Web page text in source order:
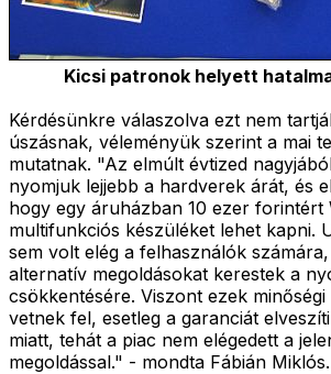
Kicsi patronok helyett
Kérdésünkre válaszolva ezt nem
úszásnak, véleményük szerint a mai
mutatnak. "Az elmúlt évtized
nyomjuk lejjebb a hardverek árát, és
hogy egy áruházban 10 ezer forintért
multifunkciós készüléket lehet kapni.
sem volt elég a felhasználók
alternatív megoldásokat kerestek a
csökkentésére. Viszont ezek
vetnek fel, esetleg a garanciát
miatt, tehát a piac nem elégedett a
megoldással." - mondta Fábián Miklós.